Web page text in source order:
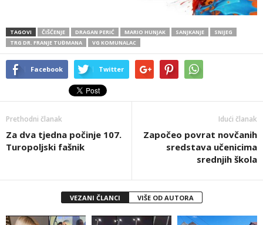
TAGOVI ČIŠĆENJE DRAGAN PERIĆ MARIO HUNJAK SANJKANJE
SNIJEG
TRG DR. FRANJE TUĐMANA
VG KOMUNALAC
Facebook Twitter
Prethodni članak
Za dva tjedna počinje 107.
Turopoljski fašnik
Idući članak
Započeo povrat novčanih
sredstava učenicima
srednjih škola
VEZANI ČLANCI VIŠE OD AUTORA